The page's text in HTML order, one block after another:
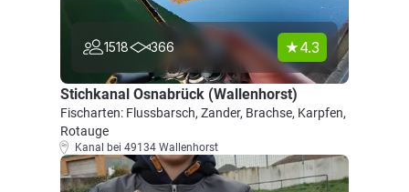
1518 366 4.3
Stichkanal Osnabrück (Wallenhorst)
Fischarten: Flussbarsch, Zander, Brachse, Karpfen,
Rotauge
Kanal bei 49134 Wallenhorst